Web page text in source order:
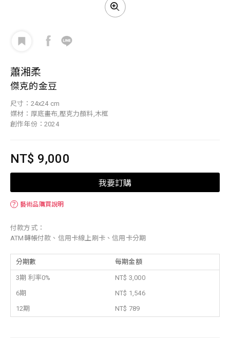
蕭湘柔
傑克的金豆
尺寸：24x24 cm
媒材：厚底畫布,壓克力顏料,木框
創作年份：2024
NT$ 9,000
我要訂購
？ 藝術品購買說明
付款方式：
ATM轉帳付款、信用卡線上刷卡、信用卡分期
分期數 每期金額
3期 利率0%
NT$ 3,000
6期
NT$ 1,546
12期
NT$ 789